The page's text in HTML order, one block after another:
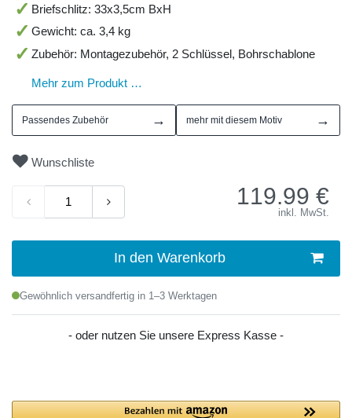
Briefschlitz: 33x3,5cm BxH
Gewicht: ca. 3,4 kg
Zubehör: Montagezubehör, 2 Schlüssel, Bohrschablone
Mehr zum Produkt …
Passendes Zubehör → mehr mit diesem Motiv →
Wunschliste
119.99 €
inkl. MwSt.
In den Warenkorb
Gewöhnlich versandfertig in 1–3 Werktagen
- oder nutzen Sie unsere Express Kasse -